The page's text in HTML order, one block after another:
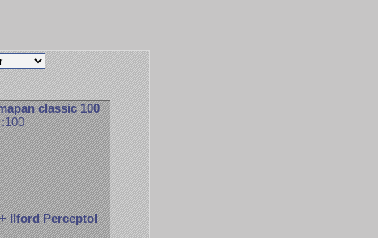
classic 100
Ilford Perceptol